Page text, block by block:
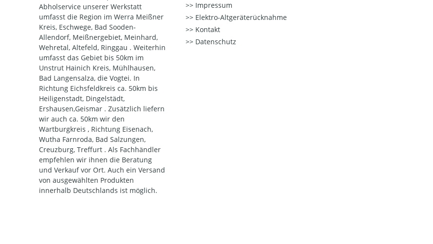
Abholservice unserer Werkstatt
umfasst die Region im Werra Meißner
Kreis, Eschwege, Bad Sooden-
Allendorf, Meißnergebiet, Meinhard,
Wehretal, Altefeld, Ringgau . Weiterhin
umfasst das Gebiet bis 50km im
Unstrut Hainich Kreis, Mühlhausen,
Bad Langensalza, die Vogtei. In
Richtung Eichsfeldkreis ca. 50km bis
Heiligenstadt, Dingelstädt,
Ershausen,Geismar . Zusätzlich liefern
wir auch ca. 50km wir den
Wartburgkreis , Richtung Eisenach,
Wutha Farnroda, Bad Salzungen,
Creuzburg, Treffurt . Als Fachhändler
empfehlen wir ihnen die Beratung
und Verkauf vor Ort. Auch ein Versand
von ausgewählten Produkten
innerhalb Deutschlands ist möglich.
Impressum
Elektro-Altgeräterücknahme
Kontakt
Datenschutz